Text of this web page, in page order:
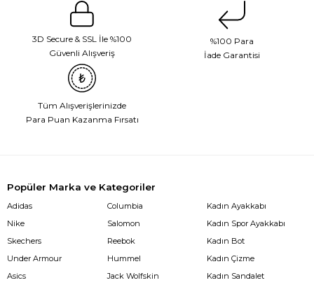
3D Secure & SSL İle %100
Güvenli Alışveriş
%100 Para
İade Garantisi
Tüm Alışverişlerinizde
Para Puan Kazanma Fırsatı
Popüler Marka ve Kategoriler
Adidas
Nike
Skechers
Under Armour
Asics
Columbia
Salomon
Reebok
Hummel
Jack Wolfskin
Kadın Ayakkabı
Kadın Spor Ayakkabı
Kadın Bot
Kadın Çizme
Kadın Sandalet